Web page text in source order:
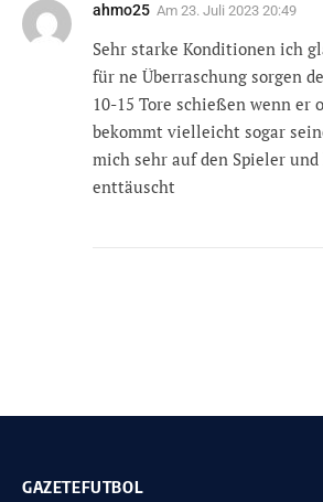
ahmo25 Am 23. Juli 2023 20:49
Sehr starke Konditionen ich
für ne Überraschung sorgen
10-15 Tore schießen wenn er
bekommt vielleicht sogar
mich sehr auf den Spieler
enttäuscht
GAZETEFUTBOL